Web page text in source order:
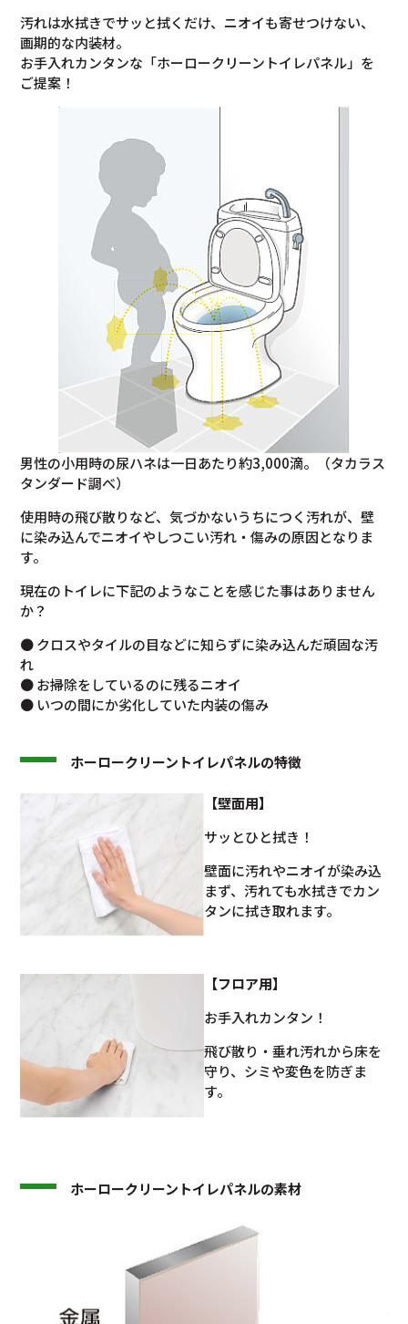
汚れは水拭きでサッと拭くだけ、ニオイも寄せつけない、
画期的な内装材。
お手入れカンタンな「ホーロークリーントイレパネル」を
ご提案！
男性の小用時の尿ハネは一日あたり約3,000滴。（タカラス
タンダード調べ）
使用時の飛び散りなど、気づかないうちにつく汚れが、壁
に染み込んでニオイやしつこい汚れ・傷みの原因となりま
す。
現在のトイレに下記のようなことを感じた事はありません
か？
● クロスやタイルの目などに知らずに染み込んだ頑固な汚
れ
● お掃除をしているのに残るニオイ
● いつの間にか劣化していた内装の傷み
ホーロークリーントイレパネルの特徴
【壁面用】
サッとひと拭き！
壁面に汚れやニオイが染み込
まず、汚れても水拭きでカン
タンに拭き取れます。
【フロア用】
お手入れカンタン！
飛び散り・垂れ汚れから床を
守り、シミや変色を防ぎま
す。
ホーロークリーントイレパネルの素材